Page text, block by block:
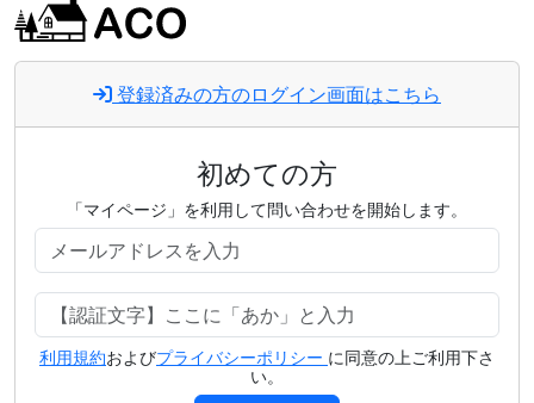
登録済みの方のログイン画面はこちら
初めての方
「マイページ」を利用して問い合わせを開始します。
利用規約およびプライバシーポリシー に同意の上ご利用下さ
い。